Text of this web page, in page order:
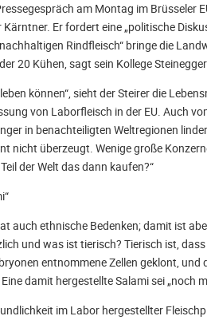
am Montag im Brüsseler
Er fordert eine „politische
Rindfleisch“ bringe die
20 Kühen, sagt sein Kollege
können“, sieht der Steirer die
von Laborfleisch in der EU. Auch
in benachteiligten Weltregionen
nicht überzeugt. Wenige große
der Welt das dann kaufen?“
auch ethnische Bedenken; damit ist
und was ist tierisch? Tierisch ist,
entnommene Zellen geklont, und
damit hergestellte Salami sei „noch
im Labor hergestellter